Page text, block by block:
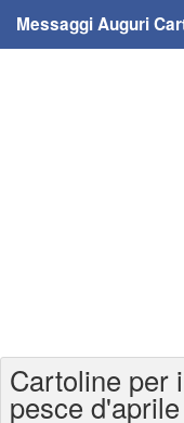
Messaggi Auguri
Cartoline auguri anni
Cartoline per
pesce